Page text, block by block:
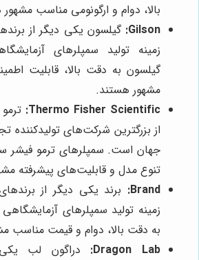
بالا، دوام و ارگونومی مناسب
Gilson: گيلسون یکی دیگر از
زمینه تولید سمپلرهای
گيلسون به دقت بالا، قابلیت
مشهور هستند.
Thermo Fisher Scientific:
از بزرگترین شرکت‌های تولیدکننده
جهان است. سمپلرهای ترمو فیشر
تنوع مدل و قابلیت‌های پیشرفته
Brand: برند یکی دیگر از
زمینه تولید سمپلرهای
به دقت بالا، دوام و قیمت مناسب
Dragon Lab:
دراگون لب